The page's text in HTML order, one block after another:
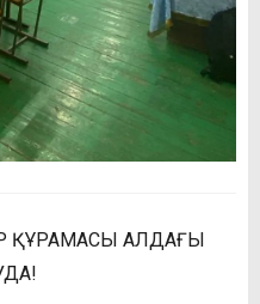
ҚҰРАМАСЫ АЛДАҒЫ